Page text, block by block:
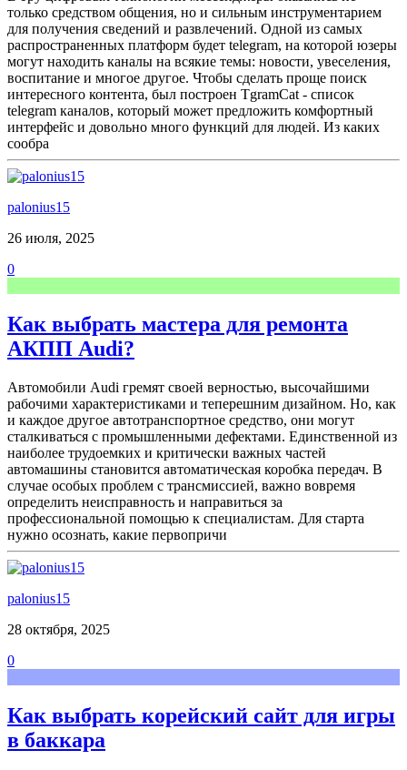
только средством общения, но и сильным инструментарием
для получения сведений и развлечений. Одной из самых
распространенных платформ будет telegram, на которой юзеры
могут находить каналы на всякие темы: новости, увеселения,
воспитание и многое другое. Чтобы сделать проще поиск
интересного контента, был построен TgramCat - список
telegram каналов, который может предложить комфортный
интерфейс и довольно много функций для людей. Из каких
сообра
palonius15
26 июля, 2025
0
Как выбрать мастера для ремонта
АКПП Audi?
Автомобили Audi гремят своей верностью, высочайшими
рабочими характеристиками и теперешним дизайном. Но, как
и каждое другое автотранспортное средство, они могут
сталкиваться с промышленными дефектами. Единственной из
наиболее трудоемких и критически важных частей
автомашины становится автоматическая коробка передач. В
случае особых проблем с трансмиссией, важно вовремя
определить неисправность и направиться за
профессиональной помощью к специалистам. Для старта
нужно осознать, какие первопричи
palonius15
28 октября, 2025
0
Как выбрать корейский сайт для игры
в баккара